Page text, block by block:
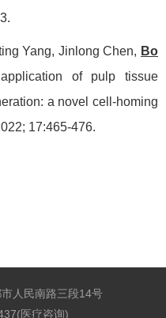
Yang, Jinlong Chen, Bo
of pulp tissue
a novel cell-homing
17:465-476.
人民南路三段14号
医疗咨询)